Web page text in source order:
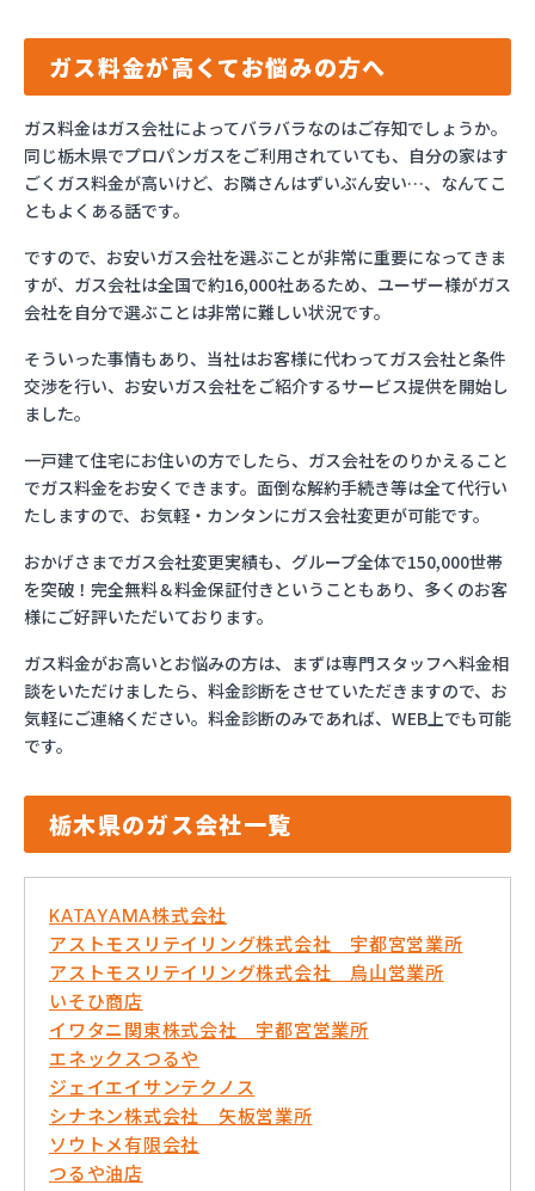
ガス料金が高くてお悩みの方へ
ガス料金はガス会社によってバラバラなのはご存知でしょうか。
同じ栃木県でプロパンガスをご利用されていても、自分の家はす
ごくガス料金が高いけど、お隣さんはずいぶん安い…、なんてこ
ともよくある話です。
ですので、お安いガス会社を選ぶことが非常に重要になってきま
すが、ガス会社は全国で約16,000社あるため、ユーザー様がガス
会社を自分で選ぶことは非常に難しい状況です。
そういった事情もあり、当社はお客様に代わってガス会社と条件
交渉を行い、お安いガス会社をご紹介するサービス提供を開始し
ました。
一戸建て住宅にお住いの方でしたら、ガス会社をのりかえること
でガス料金をお安くできます。面倒な解約手続き等は全て代行い
たしますので、お気軽・カンタンにガス会社変更が可能です。
おかげさまでガス会社変更実績も、グループ全体で150,000世帯
を突破！完全無料＆料金保証付きということもあり、多くのお客
様にご好評いただいております。
ガス料金がお高いとお悩みの方は、まずは専門スタッフへ料金相
談をいただけましたら、料金診断をさせていただきますので、お
気軽にご連絡ください。料金診断のみであれば、WEB上でも可能
です。
栃木県のガス会社一覧
KATAYAMA株式会社
アストモスリテイリング株式会社 宇都宮営業所
アストモスリテイリング株式会社 烏山営業所
いそひ商店
イワタニ関東株式会社 宇都宮営業所
エネックスつるや
ジェイエイサンテクノス
シナネン株式会社 矢板営業所
ソウトメ有限会社
つるや油店